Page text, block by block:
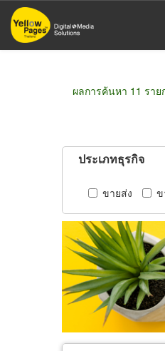
ข้าม
ไป
ผลการค้นหา 11 ราย
ประเภทธุรกิจ
ขายส่ง ข